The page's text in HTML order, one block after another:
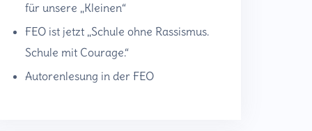
für unsere „Kleinen“
FEO ist jetzt „Schule ohne Rassismus.
Schule mit Courage.“
Autorenlesung in der FEO